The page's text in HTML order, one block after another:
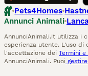
Pets4Homes
Annunci Animali
AnnunciAnimali.it utilizza i
esperienza utente. L'uso
l'accettazione dei Termini e
AnnunciAnimali. Puoi